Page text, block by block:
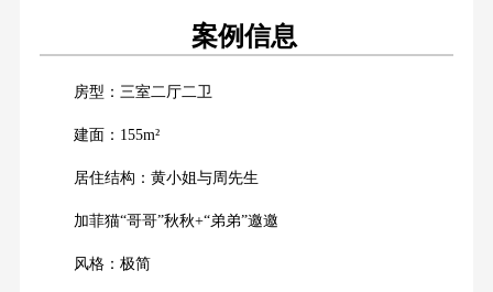
案例信息
房型：三室二厅二卫
建面：155m²
居住结构：黄小姐与周先生
加菲猫“哥哥”秋秋+“弟弟”邀邀
风格：极简